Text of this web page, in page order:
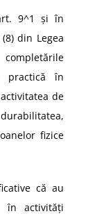
9^1 și în
din Legea
practică în
de
fizice
că au
în activităţi